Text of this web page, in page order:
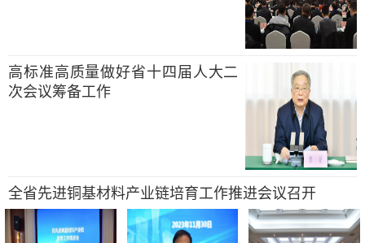
高标准高质量做好省十四届人大二
次会议筹备工作
全省先进铜基材料产业链培育工作推进会议召开